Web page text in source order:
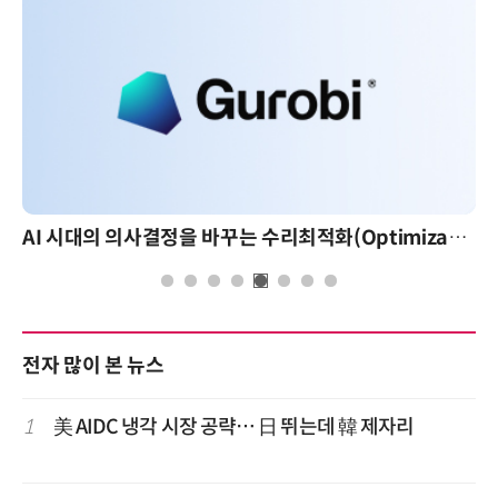
AI 시대의 의사결정을 바꾸는 수리최적화(Optimization): 실제 산업 적용 사례와 활용 전략
전자 많이 본 뉴스
1 美 AIDC 냉각 시장 공략… 日 뛰는데 韓 제자리